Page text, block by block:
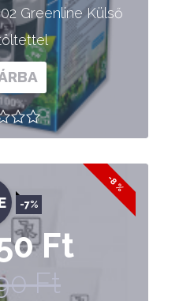
Greenline Külső
-8 %
-7%
Ft
Ft